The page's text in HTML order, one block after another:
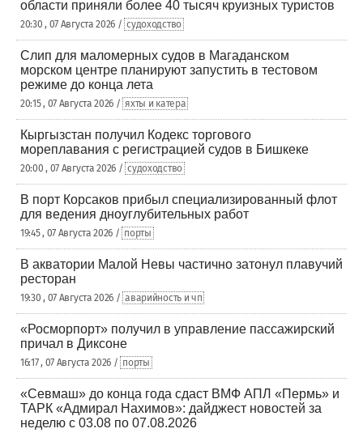
области приняли более 40 тысяч круизных туристов
20:30 , 07 Августа 2026 / судоходство
Слип для маломерных судов в Магаданском
морском центре планируют запустить в тестовом
режиме до конца лета
20:15 , 07 Августа 2026 / яхты и катера
Кыргызстан получил Кодекс торгового
мореплавания с регистрацией судов в Бишкеке
20:00 , 07 Августа 2026 / судоходство
В порт Корсаков прибыл специализированный флот
для ведения дноуглубительных работ
19:45 , 07 Августа 2026 / порты
В акватории Малой Невы частично затонул плавучий
ресторан
19:30 , 07 Августа 2026 / аварийность и чп
«Росморпорт» получил в управление пассажирский
причал в Диксоне
16:17 , 07 Августа 2026 / порты
«Севмаш» до конца года сдаст ВМФ АПЛ «Пермь» и
ТАРК «Адмирал Нахимов»: дайджест новостей за
неделю с 03.08 по 07.08.2026